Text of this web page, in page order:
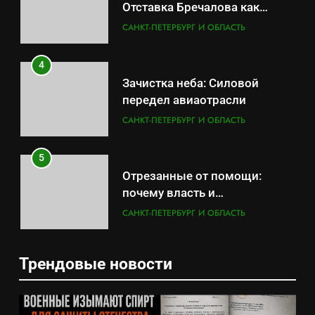
Отставка Бречалова как
результат управленческих
САНКТ-ПЕТЕРБУРГ И ОБЛАСТЬ
4
Зачистка неба: Силовой
передел авиаотрасли
САНКТ-ПЕТЕРБУРГ И ОБЛАСТЬ
5
Отрезанные от помощи:
почему власть и
маркетплейсы «умывают
САНКТ-ПЕТЕРБУРГ И ОБЛАСТЬ
«Ростех» разъедают изнутри:
идёт ко дну
САНКТ-ПЕТЕРБУРГ И ОБЛАСТЬ
Трендовые новости
5
Отрезанные от помощи:
почему власть и